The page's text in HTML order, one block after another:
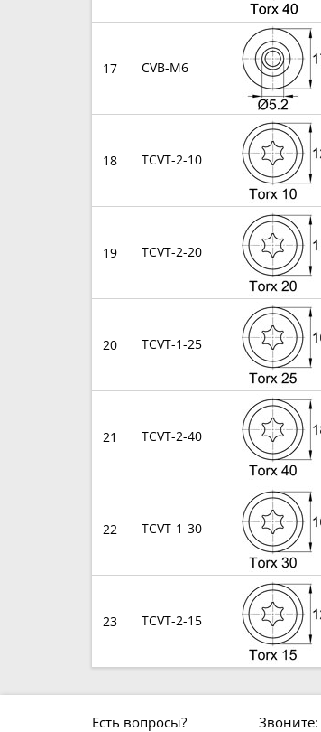
17 CVB-M6
18 TCVT-2-10
19 TCVT-2-20
20 TCVT-1-25
21 TCVT-2-40
22 TCVT-1-30
23 TCVT-2-15
Есть вопросы? Звоните: